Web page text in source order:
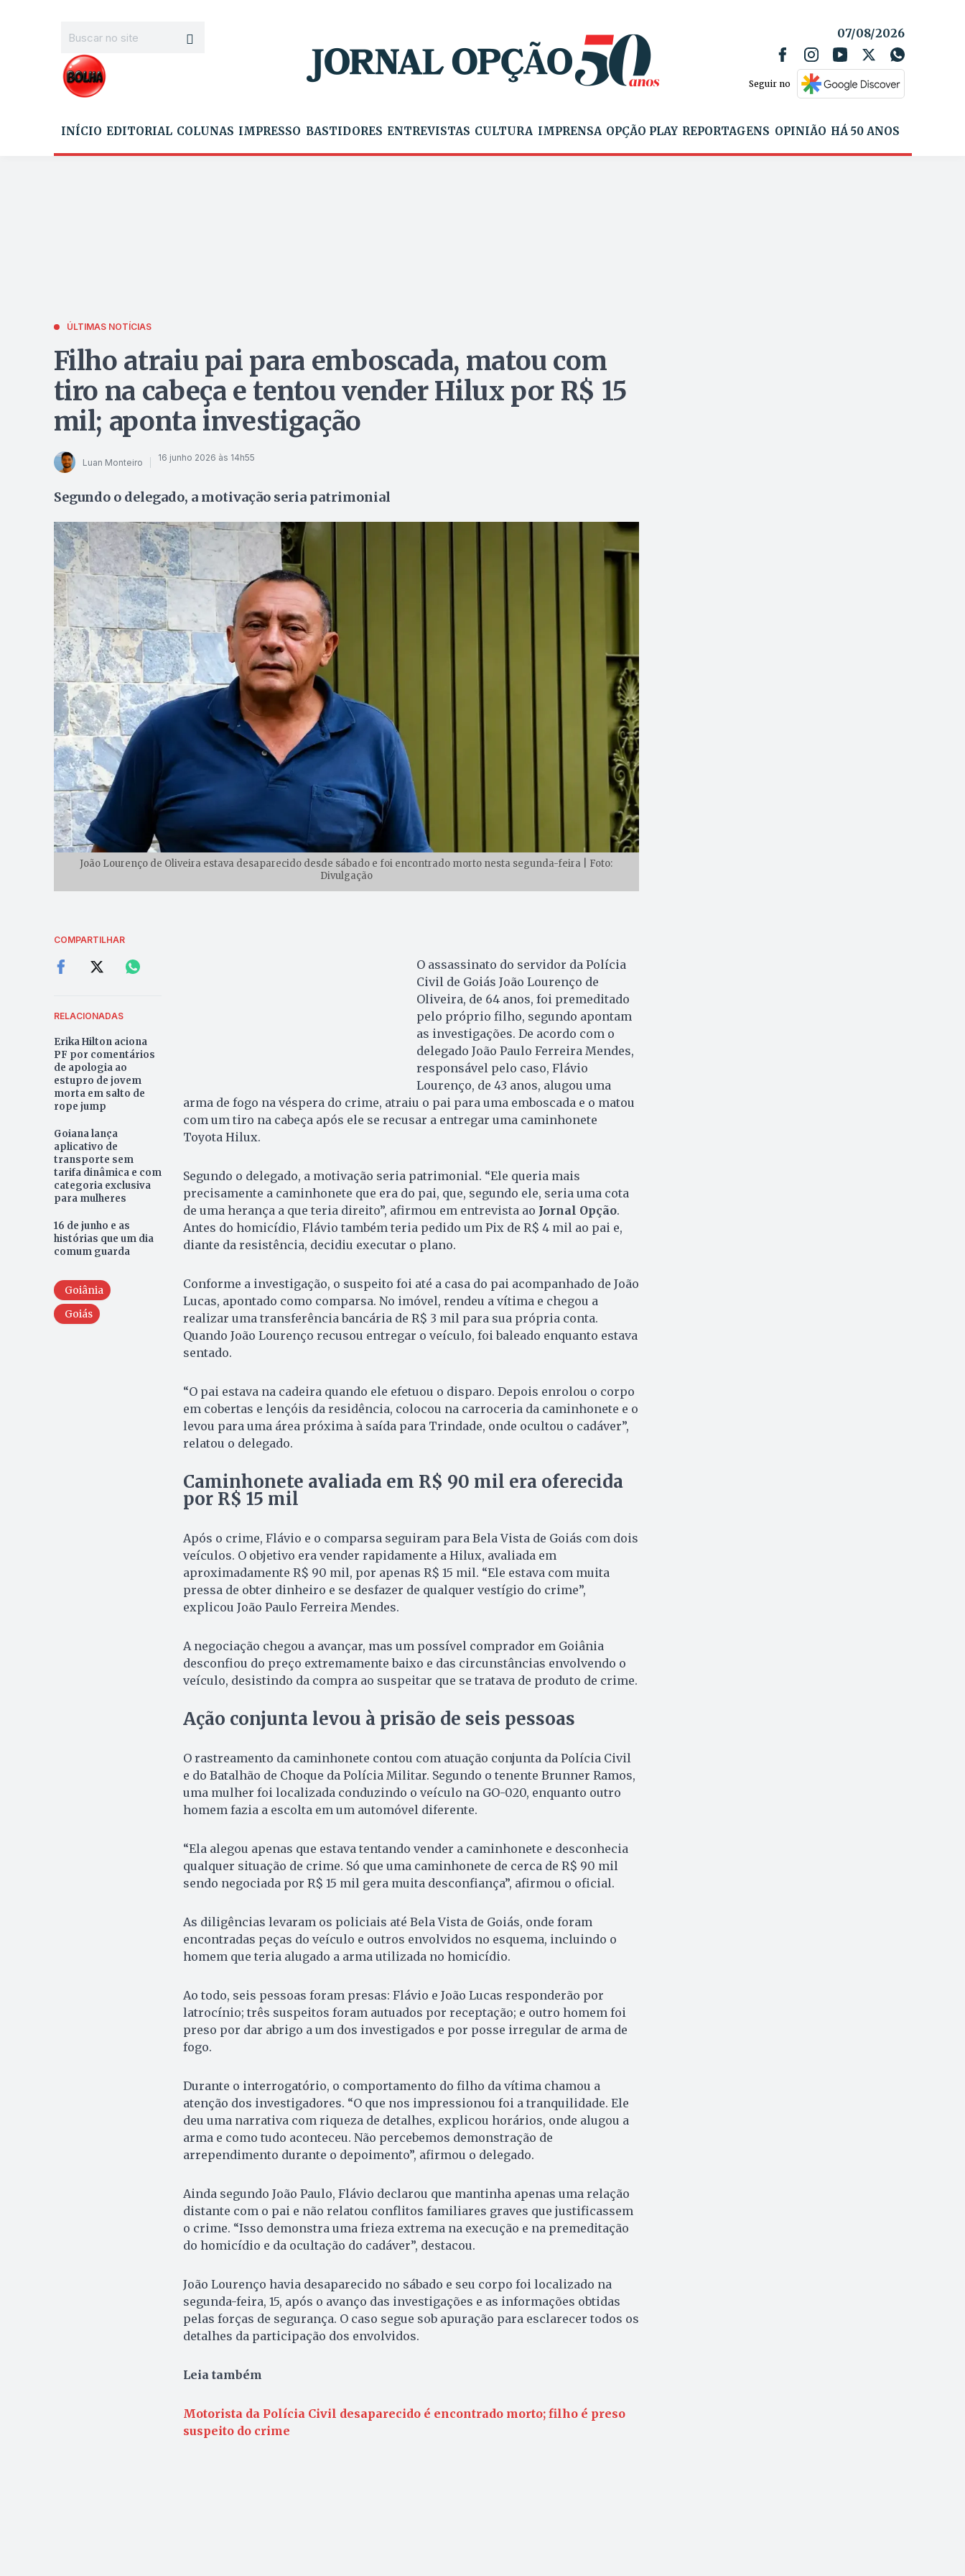
07/08/2026
Seguir no
INÍCIO EDITORIAL COLUNAS IMPRESSO BASTIDORES ENTREVISTAS CULTURA IMPRENSA OPÇÃO PLAY REPORTAGENS OPINIÃO HÁ 50 ANOS
ÚLTIMAS NOTÍCIAS
Filho atraiu pai para emboscada, matou com
tiro na cabeça e tentou vender Hilux por R$ 15
mil; aponta investigação
Luan Monteiro 16 junho 2026 às 14h55
Segundo o delegado, a motivação seria patrimonial
João Lourenço de Oliveira estava desaparecido desde sábado e foi encontrado morto nesta segunda-feira | Foto:
Divulgação
COMPARTILHAR
RELACIONADAS
Erika Hilton aciona
PF por comentários
de apologia ao
estupro de jovem
morta em salto de
rope jump
Goiana lança
aplicativo de
transporte sem
tarifa dinâmica e com
categoria exclusiva
para mulheres
16 de junho e as
histórias que um dia
comum guarda
Goiânia
Goiás
O assassinato do servidor da Polícia
Civil de Goiás João Lourenço de
Oliveira, de 64 anos, foi premeditado
pelo próprio filho, segundo apontam
as investigações. De acordo com o
delegado João Paulo Ferreira Mendes,
responsável pelo caso, Flávio
Lourenço, de 43 anos, alugou uma
arma de fogo na véspera do crime, atraiu o pai para uma emboscada e o matou
com um tiro na cabeça após ele se recusar a entregar uma caminhonete
Toyota Hilux.
Segundo o delegado, a motivação seria patrimonial. “Ele queria mais
precisamente a caminhonete que era do pai, que, segundo ele, seria uma cota
de uma herança a que teria direito”, afirmou em entrevista ao Jornal Opção.
Antes do homicídio, Flávio também teria pedido um Pix de R$ 4 mil ao pai e,
diante da resistência, decidiu executar o plano.
Conforme a investigação, o suspeito foi até a casa do pai acompanhado de João
Lucas, apontado como comparsa. No imóvel, rendeu a vítima e chegou a
realizar uma transferência bancária de R$ 3 mil para sua própria conta.
Quando João Lourenço recusou entregar o veículo, foi baleado enquanto estava
sentado.
“O pai estava na cadeira quando ele efetuou o disparo. Depois enrolou o corpo
em cobertas e lençóis da residência, colocou na carroceria da caminhonete e o
levou para uma área próxima à saída para Trindade, onde ocultou o cadáver”,
relatou o delegado.
Caminhonete avaliada em R$ 90 mil era oferecida
por R$ 15 mil
Após o crime, Flávio e o comparsa seguiram para Bela Vista de Goiás com dois
veículos. O objetivo era vender rapidamente a Hilux, avaliada em
aproximadamente R$ 90 mil, por apenas R$ 15 mil. “Ele estava com muita
pressa de obter dinheiro e se desfazer de qualquer vestígio do crime”,
explicou João Paulo Ferreira Mendes.
A negociação chegou a avançar, mas um possível comprador em Goiânia
desconfiou do preço extremamente baixo e das circunstâncias envolvendo o
veículo, desistindo da compra ao suspeitar que se tratava de produto de crime.
Ação conjunta levou à prisão de seis pessoas
O rastreamento da caminhonete contou com atuação conjunta da Polícia Civil
e do Batalhão de Choque da Polícia Militar. Segundo o tenente Brunner Ramos,
uma mulher foi localizada conduzindo o veículo na GO-020, enquanto outro
homem fazia a escolta em um automóvel diferente.
“Ela alegou apenas que estava tentando vender a caminhonete e desconhecia
qualquer situação de crime. Só que uma caminhonete de cerca de R$ 90 mil
sendo negociada por R$ 15 mil gera muita desconfiança”, afirmou o oficial.
As diligências levaram os policiais até Bela Vista de Goiás, onde foram
encontradas peças do veículo e outros envolvidos no esquema, incluindo o
homem que teria alugado a arma utilizada no homicídio.
Ao todo, seis pessoas foram presas: Flávio e João Lucas responderão por
latrocínio; três suspeitos foram autuados por receptação; e outro homem foi
preso por dar abrigo a um dos investigados e por posse irregular de arma de
fogo.
Durante o interrogatório, o comportamento do filho da vítima chamou a
atenção dos investigadores. “O que nos impressionou foi a tranquilidade. Ele
deu uma narrativa com riqueza de detalhes, explicou horários, onde alugou a
arma e como tudo aconteceu. Não percebemos demonstração de
arrependimento durante o depoimento”, afirmou o delegado.
Ainda segundo João Paulo, Flávio declarou que mantinha apenas uma relação
distante com o pai e não relatou conflitos familiares graves que justificassem
o crime. “Isso demonstra uma frieza extrema na execução e na premeditação
do homicídio e da ocultação do cadáver”, destacou.
João Lourenço havia desaparecido no sábado e seu corpo foi localizado na
segunda-feira, 15, após o avanço das investigações e as informações obtidas
pelas forças de segurança. O caso segue sob apuração para esclarecer todos os
detalhes da participação dos envolvidos.
Leia também
Motorista da Polícia Civil desaparecido é encontrado morto; filho é preso
suspeito do crime